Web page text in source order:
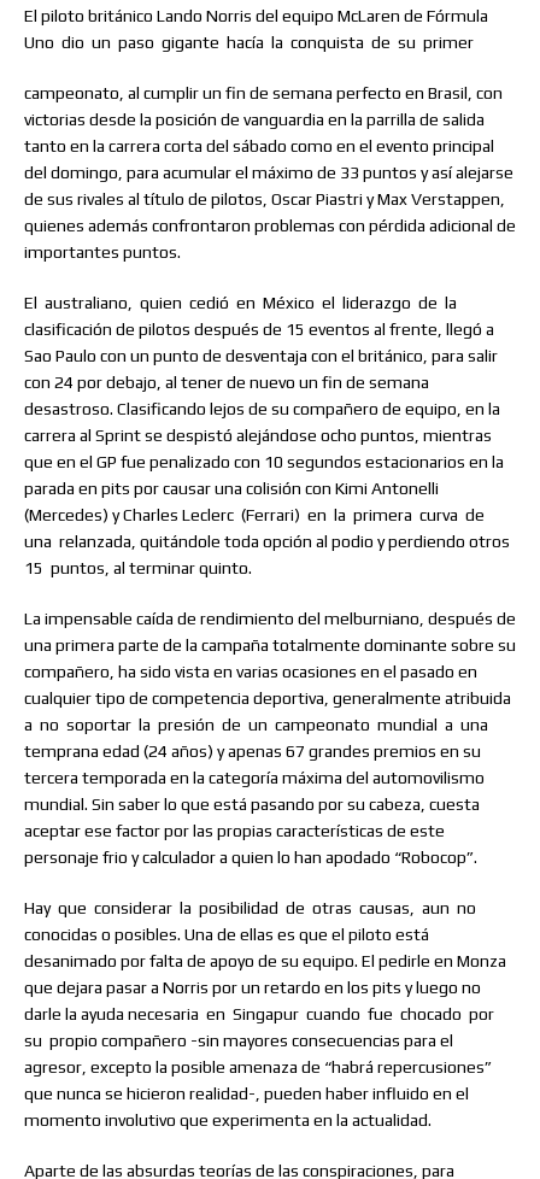
El piloto británico Lando Norris del equipo McLaren de Fórmula
Uno dio un paso gigante hacía la conquista de su primer
campeonato, al cumplir un fin de semana perfecto en Brasil, con
victorias desde la posición de vanguardia en la parrilla de salida
tanto en la carrera corta del sábado como en el evento principal
del domingo, para acumular el máximo de 33 puntos y así alejarse
de sus rivales al título de pilotos, Oscar Piastri y Max Verstappen,
quienes además confrontaron problemas con pérdida adicional de
importantes puntos.
El australiano, quien cedió en México el liderazgo de la
clasificación de pilotos después de 15 eventos al frente, llegó a
Sao Paulo con un punto de desventaja con el británico, para salir
con 24 por debajo, al tener de nuevo un fin de semana
desastroso. Clasificando lejos de su compañero de equipo, en la
carrera al Sprint se despistó alejándose ocho puntos, mientras
que en el GP fue penalizado con 10 segundos estacionarios en la
parada en pits por causar una colisión con Kimi Antonelli
(Mercedes) y Charles Leclerc (Ferrari) en la primera curva de
una relanzada, quitándole toda opción al podio y perdiendo otros
15 puntos, al terminar quinto.
La impensable caída de rendimiento del melburniano, después de
una primera parte de la campaña totalmente dominante sobre su
compañero, ha sido vista en varias ocasiones en el pasado en
cualquier tipo de competencia deportiva, generalmente atribuida
a no soportar la presión de un campeonato mundial a una
temprana edad (24 años) y apenas 67 grandes premios en su
tercera temporada en la categoría máxima del automovilismo
mundial. Sin saber lo que está pasando por su cabeza, cuesta
aceptar ese factor por las propias características de este
personaje frio y calculador a quien lo han apodado “Robocop”.
Hay que considerar la posibilidad de otras causas, aun no
conocidas o posibles. Una de ellas es que el piloto está
desanimado por falta de apoyo de su equipo. El pedirle en Monza
que dejara pasar a Norris por un retardo en los pits y luego no
darle la ayuda necesaria en Singapur cuando fue chocado por
su propio compañero -sin mayores consecuencias para el
agresor, excepto la posible amenaza de “habrá repercusiones”
que nunca se hicieron realidad-, pueden haber influido en el
momento involutivo que experimenta en la actualidad.
Aparte de las absurdas teorías de las conspiraciones, para